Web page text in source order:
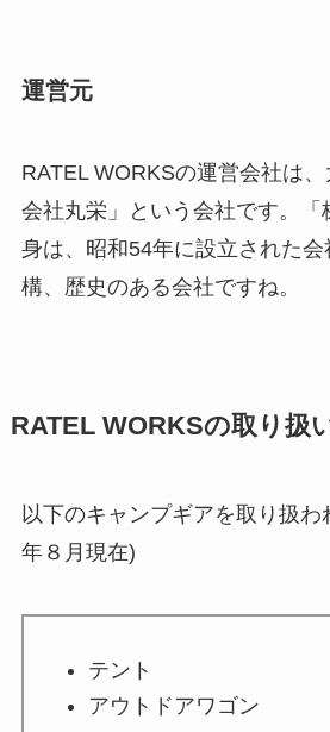
運営元
RATEL WORKSの運営会社は
会社丸栄」という会社です。「
身は、昭和54年に設立された
構、歴史のある会社ですね。
RATEL WORKSの取り扱
以下のキャンプギアを取り扱
年８月現在)
テント
アウトドアワゴン